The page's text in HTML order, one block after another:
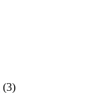
(3)